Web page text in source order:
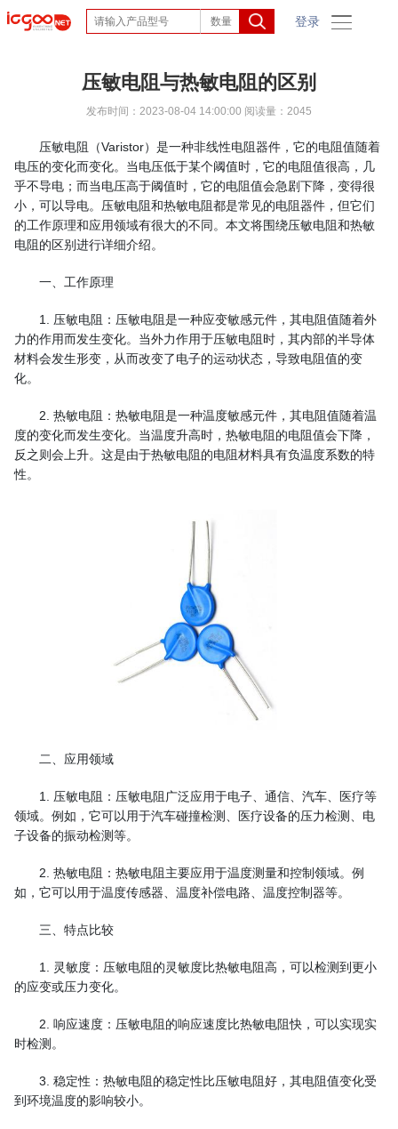
登录
压敏电阻与热敏电阻的区别
发布时间：2023-08-04 14:00:00 阅读量：2045
压敏电阻（Varistor）是一种非线性电阻器件，它的电阻值随着
电压的变化而变化。当电压低于某个阈值时，它的电阻值很高，几
乎不导电；而当电压高于阈值时，它的电阻值会急剧下降，变得很
小，可以导电。压敏电阻和热敏电阻都是常见的电阻器件，但它们
的工作原理和应用领域有很大的不同。本文将围绕压敏电阻和热敏
电阻的区别进行详细介绍。
一、工作原理
1. 压敏电阻：压敏电阻是一种应变敏感元件，其电阻值随着外
力的作用而发生变化。当外力作用于压敏电阻时，其内部的半导体
材料会发生形变，从而改变了电子的运动状态，导致电阻值的变
化。
2. 热敏电阻：热敏电阻是一种温度敏感元件，其电阻值随着温
度的变化而发生变化。当温度升高时，热敏电阻的电阻值会下降，
反之则会上升。这是由于热敏电阻的电阻材料具有负温度系数的特
性。
二、应用领域
1. 压敏电阻：压敏电阻广泛应用于电子、通信、汽车、医疗等
领域。例如，它可以用于汽车碰撞检测、医疗设备的压力检测、电
子设备的振动检测等。
2. 热敏电阻：热敏电阻主要应用于温度测量和控制领域。例
如，它可以用于温度传感器、温度补偿电路、温度控制器等。
三、特点比较
1. 灵敏度：压敏电阻的灵敏度比热敏电阻高，可以检测到更小
的应变或压力变化。
2. 响应速度：压敏电阻的响应速度比热敏电阻快，可以实现实
时检测。
3. 稳定性：热敏电阻的稳定性比压敏电阻好，其电阻值变化受
到环境温度的影响较小。